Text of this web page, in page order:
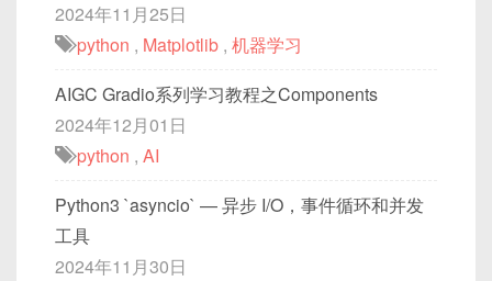
2024年11月25日
python , Matplotlib , 机器学习
AIGC Gradio系列学习教程之Components
2024年12月01日
python , AI
Python3 `asyncio` — 异步 I/O，事件循环和并发
工具
2024年11月30日